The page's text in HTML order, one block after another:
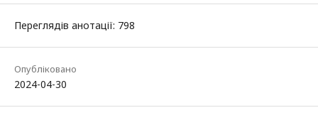
Переглядів анотації: 798
Опубліковано
2024-04-30